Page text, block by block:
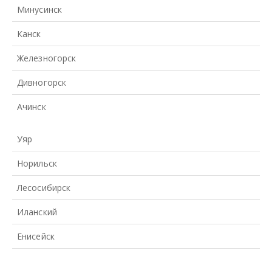
Минусинск
Канск
Железногорск
Дивногорск
Ачинск
Уяр
Норильск
Лесосибирск
Иланский
Енисейск